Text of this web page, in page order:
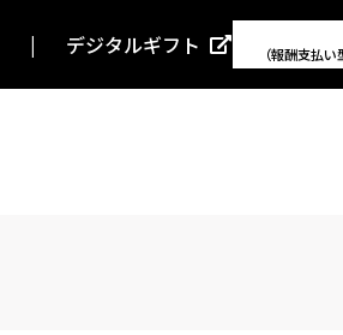
デジタルギフト
（報酬支払